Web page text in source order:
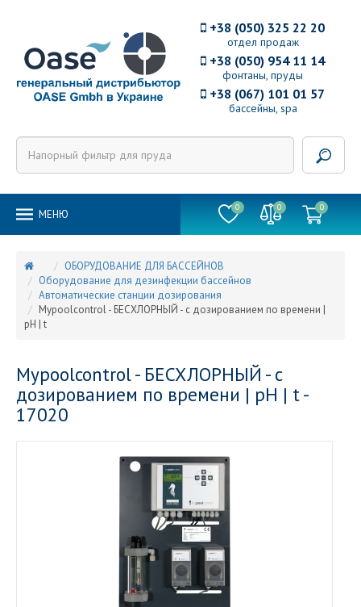
отдел продаж
+38 (050) 325 22 20
фонтаны, пруды
+38 (050) 954 11 14
бассейны, spa
+38 (067) 101 01 57
MEНЮ
0 0 0
ОБОРУДОВАНИЕ ДЛЯ БАССЕЙНОВ
Оборудование для дезинфекции бассейнов
Автоматические станции дозирования
Mypoolcontrol - БЕСХЛОРНЫЙ - с дозированием по времени |
pH | t
Mypoolcontrol - БЕСХЛОРНЫЙ - с
дозированием по времени | pH | t -
17020